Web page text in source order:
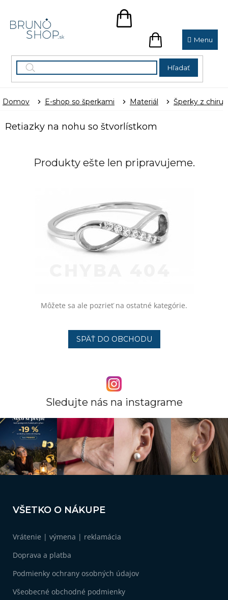
obsah
Hľadať
NÁKUPNÝ
NÁKUPNÝ
KOŠÍK
Domov E-shop so šperkami Materiál Šperky z
Retiazky na nohu so štvorlístkom
Produkty ešte len pripravujeme.
Môžete sa ale pozrieť na ostatné kategórie.
SPÄŤ DO OBCHODU
Sledujte nás na instagrame
VŠETKO O NÁKUPE
Vrátenie | výmena | reklamácia
Doprava a platba
Podmienky ochrany osobných údajov
Všeobecné obchodné podmienky